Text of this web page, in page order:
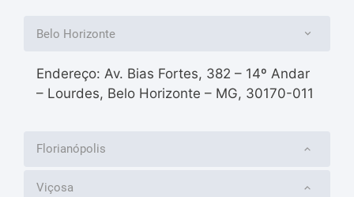
Belo Horizonte
Endereço: Av. Bias Fortes, 382 – 14º Andar
– Lourdes, Belo Horizonte – MG, 30170-011
Florianópolis
Viçosa